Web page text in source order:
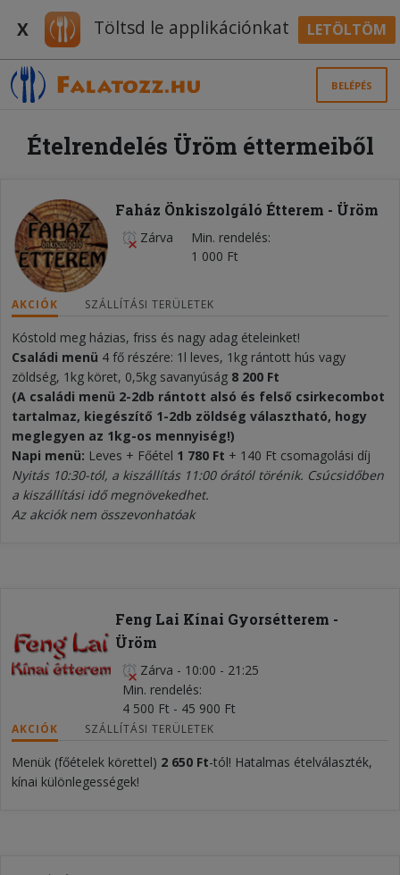
X Töltsd le applikációnkat LETÖLTÖM
BELÉPÉS
Ételrendelés Üröm éttermeiből
Faház Önkiszolgáló Étterem - Üröm
Zárva
Min. rendelés
1 000 Ft
AKCIÓK SZÁLLÍTÁSI TERÜLETEK
Kóstold meg házias, friss és nagy adag ételeinket!
Családi menü 4 fő részére: 1l leves, 1kg rántott hús vagy
zöldség, 1kg köret, 0,5kg savanyúság 8 200 Ft
(A családi menü 2-2db rántott alsó és felső csirkecombot
tartalmaz, kiegészítő 1-2db zöldség választható, hogy
meglegyen az 1kg-os mennyiség!)
Napi menü: Leves + Főétel 1 780 Ft + 140 Ft csomagolási díj
Nyitás 10:30-tól, a kiszállítás 11:00 órától törénik. Csúcsidőben
a kiszállítási idő megnövekedhet.
Az akciók nem összevonhatóak
Feng Lai Kínai Gyorsétterem -
Üröm
Zárva - 10:00 - 21:25
Min. rendelés
4 500 Ft - 45 900 Ft
AKCIÓK SZÁLLÍTÁSI TERÜLETEK
Menük (főételek körettel) 2 650 Ft-tól! Hatalmas ételválaszték,
kínai különlegességek!